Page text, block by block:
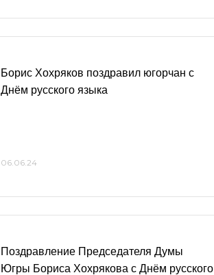
Борис Хохряков поздравил югорчан с
Днём русского языка
06.06.24
Поздравление Председателя Думы
Югры Бориса Хохрякова с Днём русского